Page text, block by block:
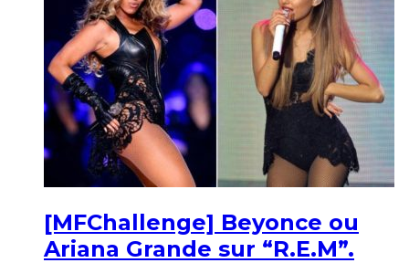
[MFChallenge] Beyonce ou
Ariana Grande sur “R.E.M”.